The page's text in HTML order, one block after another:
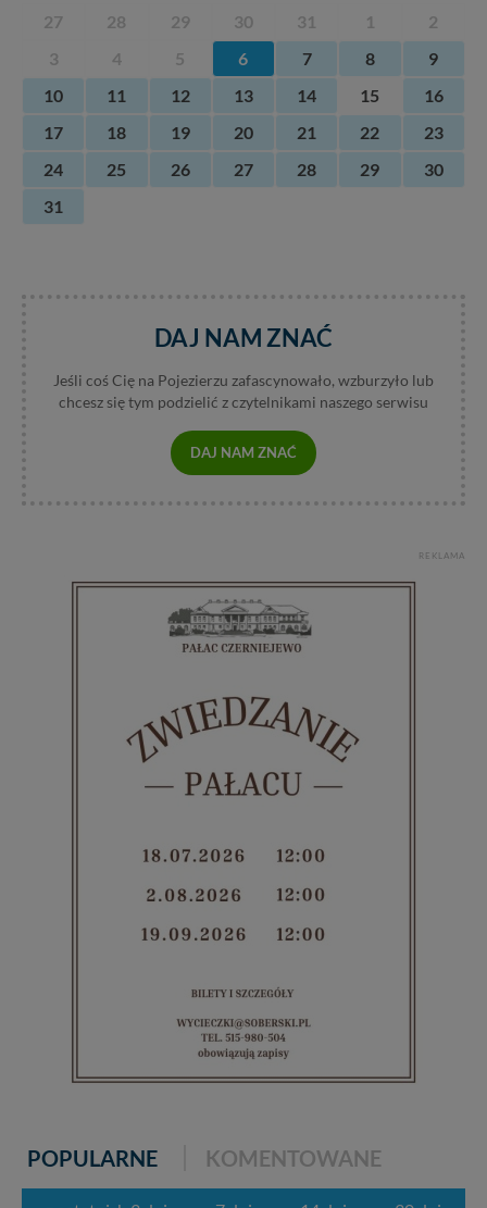
27 28 29 30 31 1
2
3
4 5 6 7 8
9
10
11 12 13 14 15
16
17
18 19 20 21 22
23
24
25 26 27 28 29
30
31
DAJ NAM ZNAĆ
Jeśli coś Cię na Pojezierzu zafascynowało, wzburzyło lub
chcesz się tym podzielić z czytelnikami naszego serwisu
DAJ NAM ZNAĆ
REKLAMA
POPULARNE KOMENTOWANE